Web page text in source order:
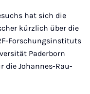
hat sich die
kürzlich über die
Forschungsinstituts
Paderborn
die Johannes-Rau-